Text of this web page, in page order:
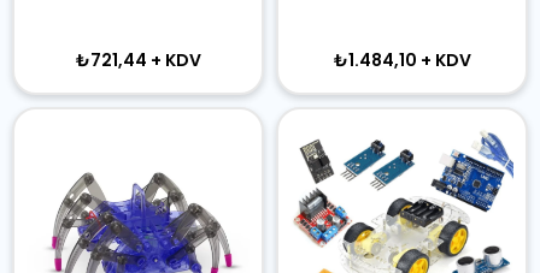
₺721,44 + KDV ₺1.484,10 + KDV